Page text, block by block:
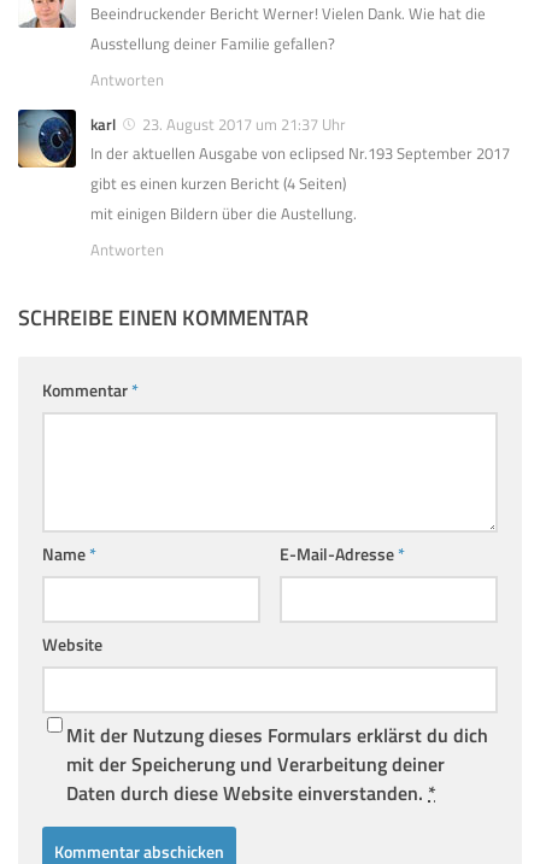
Beeindruckender Bericht Werner! Vielen Dank. Wie hat die
Ausstellung deiner Familie gefallen?
Antworten
karl
23. August 2017 um 21:37 Uhr
In der aktuellen Ausgabe von eclipsed Nr.193 September 2017
gibt es einen kurzen Bericht (4 Seiten)
mit einigen Bildern über die Austellung.
Antworten
SCHREIBE EINEN KOMMENTAR
Kommentar*
Name* E-Mail-Adresse*
Website
Mit der Nutzung dieses Formulars erklärst du dich
mit der Speicherung und Verarbeitung deiner
Daten durch diese Website einverstanden. *